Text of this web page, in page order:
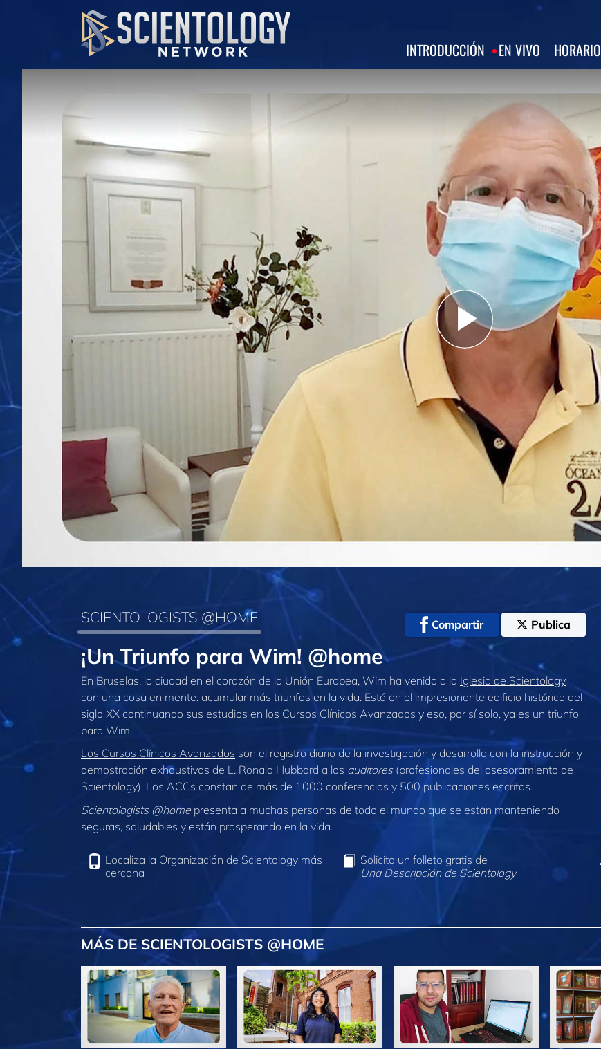
INTRODUCCIÓN EN VIVO HORARIO
Play
Video
SCIENTOLOGISTS @HOME Compartir Publica
¡Un Triunfo para Wim! @home
En Bruselas, la ciudad en el corazón de la Unión Europea, Wim ha venido a la Iglesia de Scientology
con una cosa en mente: acumular más triunfos en la vida. Está en el impresionante edificio histórico del
siglo XX continuando sus estudios en los Cursos Clínicos Avanzados y eso, por sí solo, ya es un triunfo
para Wim.
Los Cursos Clínicos Avanzados son el registro diario de la investigación y desarrollo con la instrucción y
demostración exhaustivas de L. Ronald Hubbard a los auditores(profesionales del asesoramiento de
Scientology). Los ACCs constan de más de 1000 conferencias y 500 publicaciones escritas.
Scientologists @homepresenta a muchas personas de todo el mundo que se están manteniendo
seguras, saludables y están prosperando en la vida.
Localiza la Organización de Scientology más
cercana
Solicita un folleto gratis de
Una Descripción de Scientology
MÁS DE SCIENTOLOGISTS @HOME